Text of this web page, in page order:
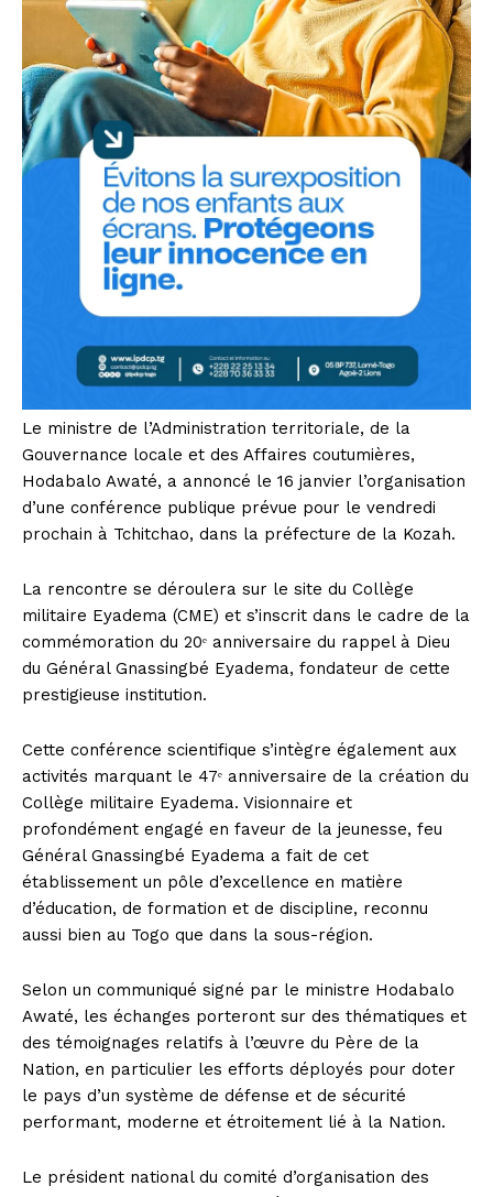
Le ministre de l’Administration territoriale, de la
Gouvernance locale et des Affaires coutumières,
Hodabalo Awaté, a annoncé le 16 janvier l’organisation
d’une conférence publique prévue pour le vendredi
prochain à Tchitchao, dans la préfecture de la Kozah.
La rencontre se déroulera sur le site du Collège
militaire Eyadema (CME) et s’inscrit dans le cadre de la
commémoration du 20ᵉ anniversaire du rappel à Dieu
du Général Gnassingbé Eyadema, fondateur de cette
prestigieuse institution.
Cette conférence scientifique s’intègre également aux
activités marquant le 47ᵉ anniversaire de la création du
Collège militaire Eyadema. Visionnaire et
profondément engagé en faveur de la jeunesse, feu
Général Gnassingbé Eyadema a fait de cet
établissement un pôle d’excellence en matière
d’éducation, de formation et de discipline, reconnu
aussi bien au Togo que dans la sous-région.
Selon un communiqué signé par le ministre Hodabalo
Awaté, les échanges porteront sur des thématiques et
des témoignages relatifs à l’œuvre du Père de la
Nation, en particulier les efforts déployés pour doter
le pays d’un système de défense et de sécurité
performant, moderne et étroitement lié à la Nation.
Le président national du comité d’organisation des